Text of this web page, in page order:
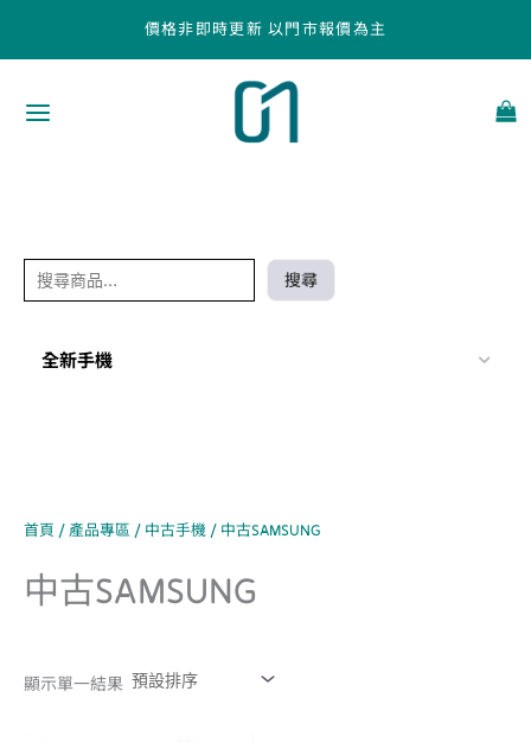
價格非即時更新 以門市報價為主
搜尋
全新手機
首頁 / 產品專區 / 中古手機 / 中古SAMSUNG
中古SAMSUNG
顯示單一結果